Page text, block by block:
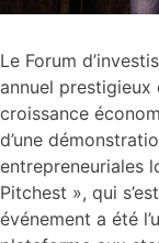
Le Forum
annuel
croissance
d’une
entrepreneuriales
Pitchest », qui
événement a été